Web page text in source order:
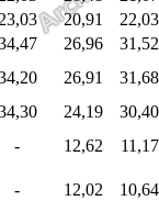
23,03 20,91
22,03
26,96
31,52
26,91
31,68
24,19 30,40
- 12,62
11,17
- 12,02
10,64